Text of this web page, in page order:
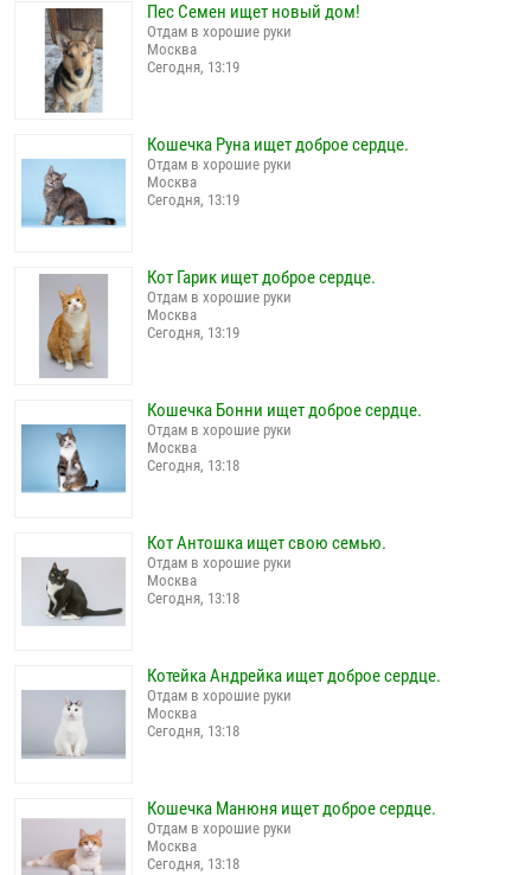
Пес Семен ищет новый дом!
Отдам в хорошие руки
Москва
Сегодня, 13:19
Кошечка Руна ищет доброе сердце.
Отдам в хорошие руки
Москва
Сегодня, 13:19
Кот Гарик ищет доброе сердце.
Отдам в хорошие руки
Москва
Сегодня, 13:19
Кошечка Бонни ищет доброе сердце.
Отдам в хорошие руки
Москва
Сегодня, 13:18
Кот Антошка ищет свою семью.
Отдам в хорошие руки
Москва
Сегодня, 13:18
Котейка Андрейка ищет доброе сердце.
Отдам в хорошие руки
Москва
Сегодня, 13:18
Кошечка Манюня ищет доброе сердце.
Отдам в хорошие руки
Москва
Сегодня, 13:18